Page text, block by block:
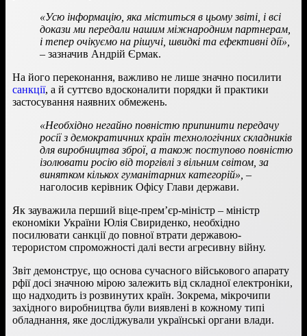
«Усю інформацію, яка міститься в цьому звіті, і всі
докази ми передали нашим міжнародним партнерам,
і тепер очікуємо на рішучі, швидкі та ефективні дії»,
– зазначив Андрій Єрмак.
На його переконання, важливо не лише значно посилити
санкції, а й суттєво вдосконалити порядки й практики
застосування наявних обмежень.
«Необхідно негайно повністю припинити передачу
росії з демократичних країн технологічних складників
для виробництва зброї, а також поступово повністю
ізолювати росію від торгівлі з вільним світом, за
винятком кількох гуманітарних категорій», –
наголосив керівник Офісу Глави держави.
Як зауважила перший віце-прем’єр-міністр – міністр
економіки України Юлія Свириденко, необхідно
посилювати санкції до повної втрати державою-
терористом спроможності далі вести агресивну війну.
Звіт демонструє, що основа сучасного військового апарату
рфії досі значною мірою залежить від складної електроніки,
що надходить із розвинутих країн. Зокрема, мікрочипи
західного виробництва були виявлені в кожному типі
обладнання, яке досліджували українські органи влади.